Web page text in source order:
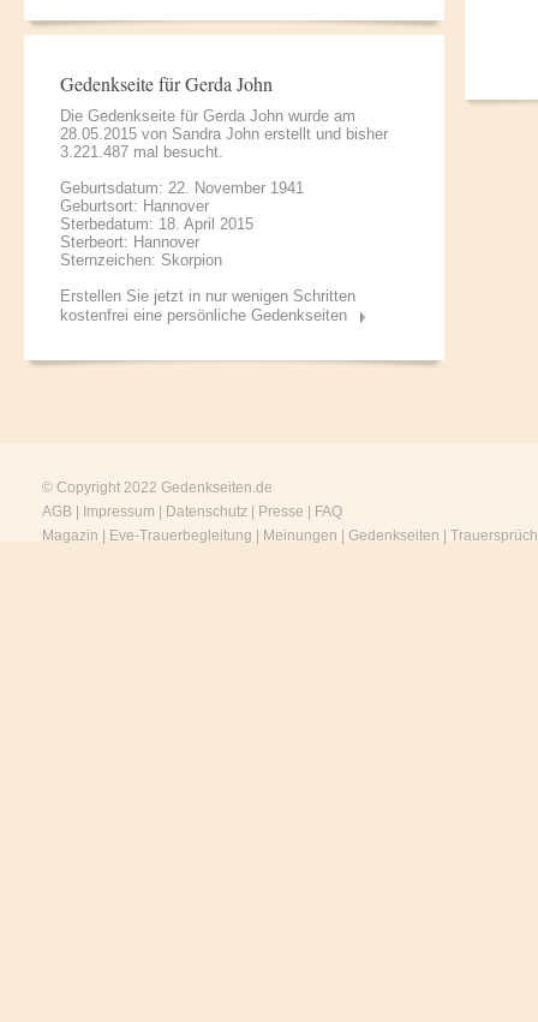
Gedenkseite für Gerda John
Die Gedenkseite für Gerda John wurde am
28.05.2015 von Sandra John erstellt und bisher
3.221.487 mal besucht.
Geburtsdatum: 22. November 1941
Geburtsort: Hannover
Sterbedatum: 18. April 2015
Sterbeort: Hannover
Sternzeichen: Skorpion
Erstellen Sie jetzt in nur wenigen Schritten
kostenfrei eine persönliche Gedenkseiten
© Copyright 2022 Gedenkseiten.de
AGB
Impressum Datenschutz Presse
FAQ
Magazin
Eve-Trauerbegleitung Meinungen Gedenkseiten